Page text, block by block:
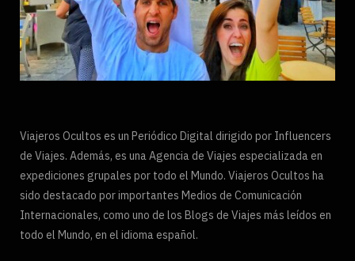
Viajeros Ocultos es un Periódico Digital dirigido por Influencers
de Viajes. Además, es una Agencia de Viajes especializada en
expediciones grupales por todo el Mundo. Viajeros Ocultos ha
sido destacado por importantes Medios de Comunicación
Internacionales, como uno de los Blogs de Viajes más leídos en
todo el Mundo, en el idioma español.